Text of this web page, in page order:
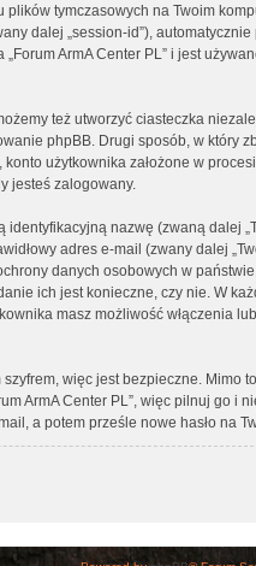
plików tymczasowych na Twoim
dalej „session-id”),
ArmA Center PL” i jest
też utworzyć ciasteczka
phpBB. Drugi sposób, w który
użytkownika założone w
jesteś zalogowany.
nazwę (zwaną dalej
adres e-mail (zwany dalej
danych osobowych w
ich jest konieczne, czy nie. W
masz możliwość włączenia
więc jest bezpieczne.
ArmA Center PL”, więc pilnuj go i
a potem prześle nowe hasło na